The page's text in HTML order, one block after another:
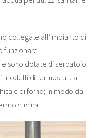
collegate all’impianto di
funzionare
sono dotate di serbatoio
modelli di termostufa a
e di forno; in modo da
cucina.